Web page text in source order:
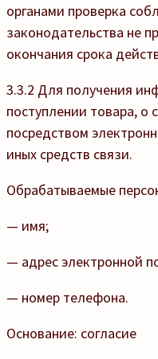
органами проверка
законодательства не
окончания срока
3.3.2 Для получения
поступлении товара, о
посредством
иных средств связи.
Обрабатываемые
— имя;
— адрес электронной
— номер телефона.
Основание: согласие